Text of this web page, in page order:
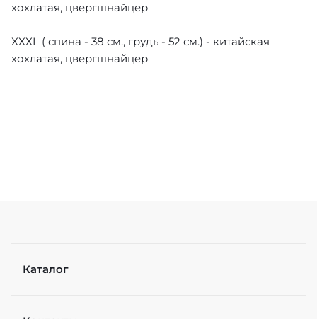
хохлатая, цвергшнайцер
XXXL ( спина - 38 см., грудь - 52 см.) - китайская
хохлатая, цвергшнайцер
Каталог